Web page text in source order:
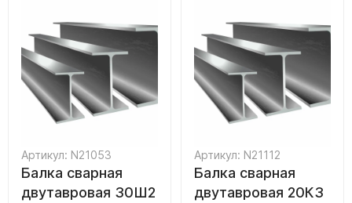
Артикул: N21053
Балка сварная
двутавровая 30Ш2
Артикул: N21112
Балка сварная
двутавровая 20К3